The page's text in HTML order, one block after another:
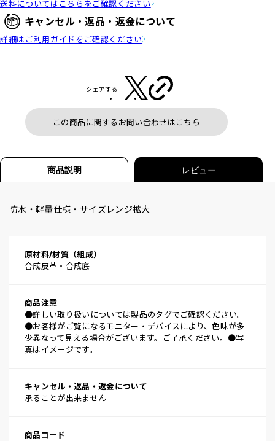
送料についてはこちらをご確認ください
キャンセル・返品・返金について
詳細はご利用ガイドをご確認ください
シェアする
この商品に関するお問い合わせはこちら
商品説明 レビュー
防水・軽量仕様・サイズレンジ拡大
原材料/材質（組成）
合成皮革・合成底
商品注意
●詳しい取り扱いについては製品のタグでご確認ください。
●お客様がご覧になるモニター・デバイスにより、色味が多
少異なって見える場合がございます。ご了承ください。●写
真はイメージです。
キャンセル・返品・返金について
承ることが出来ません
商品コード